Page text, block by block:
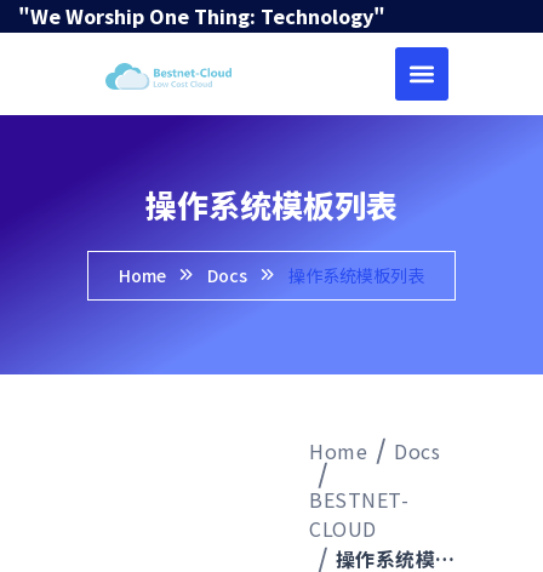
"We Worship One Thing: Technology"
操作系统模板列表
Home Docs 操作系统模板列表
Home
Docs
BESTNET-
CLOUD
操作系统模板列表